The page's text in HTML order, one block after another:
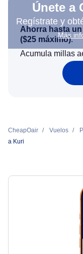
Únete a
Regístrate y
Más
Ahorra hasta un
($25 máximo).
Acumula millas
CheapOair Vuelos
a Kuri